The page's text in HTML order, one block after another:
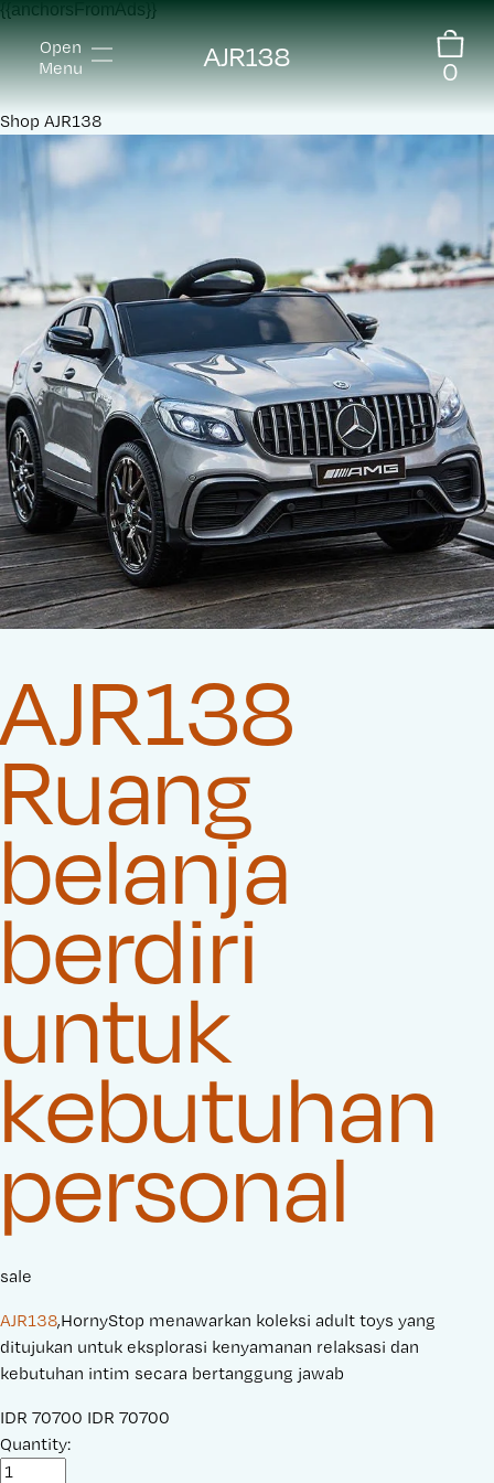
{{anchorsFromAds}}
Open
Menu
AJR138 0
Shop AJR138
AJR138
Ruang
belanja
berdiri
untuk
kebutuhan
personal
sale
AJR138,HornyStop menawarkan koleksi adult toys yang
ditujukan untuk eksplorasi kenyamanan relaksasi dan
kebutuhan intim secara bertanggung jawab
S
a
IDR 70700 O
IDR 70700
Quantity: